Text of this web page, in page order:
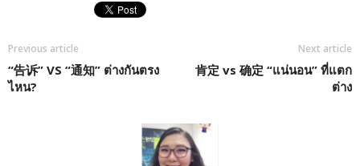
Previous article
“告诉” VS “通知” ต่างกันตรง
ไหน?
Next article
肯定 vs 确定 “แน่นอน” ที่แตก
ต่าง